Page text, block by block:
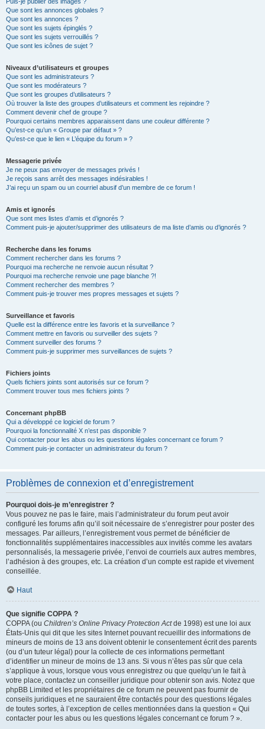
Que sont les annonces globales ?
Que sont les annonces ?
Que sont les sujets épinglés ?
Que sont les sujets verrouillés ?
Que sont les icônes de sujet ?
Niveaux d’utilisateurs et groupes
Que sont les administrateurs ?
Que sont les modérateurs ?
Que sont les groupes d’utilisateurs ?
Où trouver la liste des groupes d’utilisateurs et comment les rejoindre ?
Comment devenir chef de groupe ?
Pourquoi certains membres apparaissent dans une couleur différente ?
Qu’est-ce qu’un « Groupe par défaut » ?
Qu’est-ce que le lien « L’équipe du forum » ?
Messagerie privée
Je ne peux pas envoyer de messages privés !
Je reçois sans arrêt des messages indésirables !
J’ai reçu un spam ou un courriel abusif d’un membre de ce forum !
Amis et ignorés
Que sont mes listes d’amis et d’ignorés ?
Comment puis-je ajouter/supprimer des utilisateurs de ma liste d’amis ou d’ignorés ?
Recherche dans les forums
Comment rechercher dans les forums ?
Pourquoi ma recherche ne renvoie aucun résultat ?
Pourquoi ma recherche renvoie une page blanche ?!
Comment rechercher des membres ?
Comment puis-je trouver mes propres messages et sujets ?
Surveillance et favoris
Quelle est la différence entre les favoris et la surveillance ?
Comment mettre en favoris ou surveiller des sujets ?
Comment surveiller des forums ?
Comment puis-je supprimer mes surveillances de sujets ?
Fichiers joints
Quels fichiers joints sont autorisés sur ce forum ?
Comment trouver tous mes fichiers joints ?
Concernant phpBB
Qui a développé ce logiciel de forum ?
Pourquoi la fonctionnalité X n’est pas disponible ?
Qui contacter pour les abus ou les questions légales concernant ce forum ?
Comment puis-je contacter un administrateur du forum ?
Problèmes de connexion et d’enregistrement
Pourquoi dois-je m’enregistrer ?
Vous pouvez ne pas le faire, mais l’administrateur du forum peut avoir
configuré les forums afin qu’il soit nécessaire de s’enregistrer pour poster des
messages. Par ailleurs, l’enregistrement vous permet de bénéficier de
fonctionnalités supplémentaires inaccessibles aux invités comme les avatars
personnalisés, la messagerie privée, l’envoi de courriels aux autres membres,
l’adhésion à des groupes, etc. La création d’un compte est rapide et vivement
conseillée.
Haut
Que signifie COPPA ?
COPPA (ou Children’s Online Privacy Protection Actde 1998) est une loi aux
États-Unis qui dit que les sites Internet pouvant recueillir des informations de
mineurs de moins de 13 ans doivent obtenir le consentement écrit des parents
(ou d’un tuteur légal) pour la collecte de ces informations permettant
d’identifier un mineur de moins de 13 ans. Si vous n’êtes pas sûr que cela
s’applique à vous, lorsque vous vous enregistrez ou que quelqu’un le fait à
votre place, contactez un conseiller juridique pour obtenir son avis. Notez que
phpBB Limited et les propriétaires de ce forum ne peuvent pas fournir de
conseils juridiques et ne sauraient être contactés pour des questions légales
de toutes sortes, à l’exception de celles mentionnées dans la question « Qui
contacter pour les abus ou les questions légales concernant ce forum ? ».